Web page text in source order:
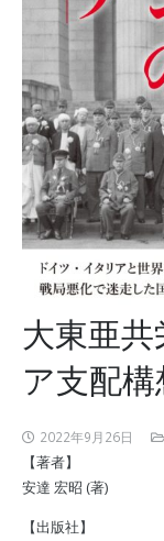
大東亜
ア支配
2022年9月26日
【著者】
安達 宏昭 (著)
【出版社】